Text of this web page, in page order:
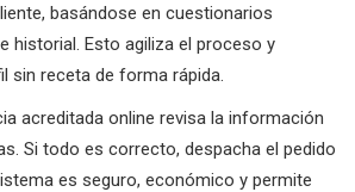
basándose en cuestionarios
historial. Esto agiliza el proceso y
sin receta de forma rápida.
acreditada online revisa la información
Si todo es correcto, despacha el pedido
es seguro, económico y permite